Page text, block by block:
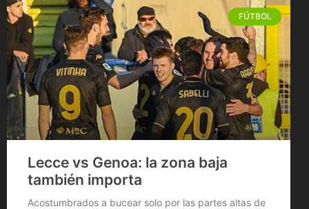
FÚTBOL
Lecce vs Genoa: la zona baja
también importa
Acostumbrados a bucear solo por las partes altas de